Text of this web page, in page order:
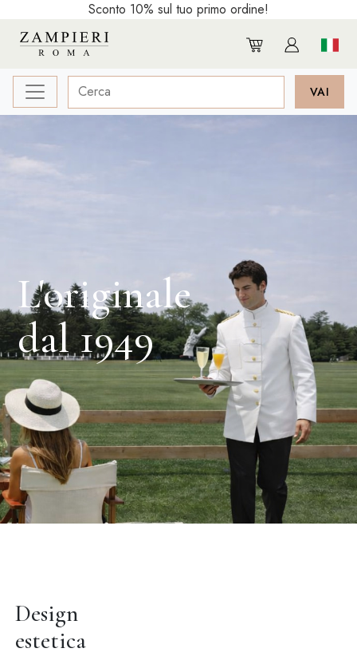
Sconto 10% sul tuo primo ordine!
L'originale
dal 1949
Design
estetica